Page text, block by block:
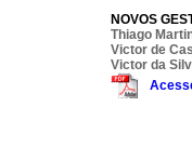
NOVOS
Thiago
Victor de
Victor da